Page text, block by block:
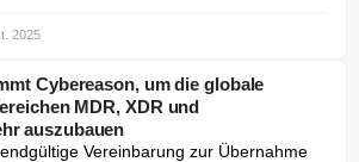
2025
Cybereason, um die globale
MDR, XDR und
auszubauen
Vereinbarung zur Übernahme